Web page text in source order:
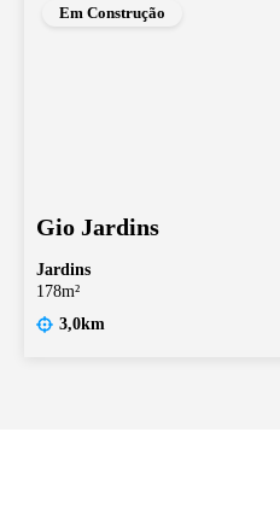
Em Construção
Gio Jardins
Jardins
178m²
3,0km